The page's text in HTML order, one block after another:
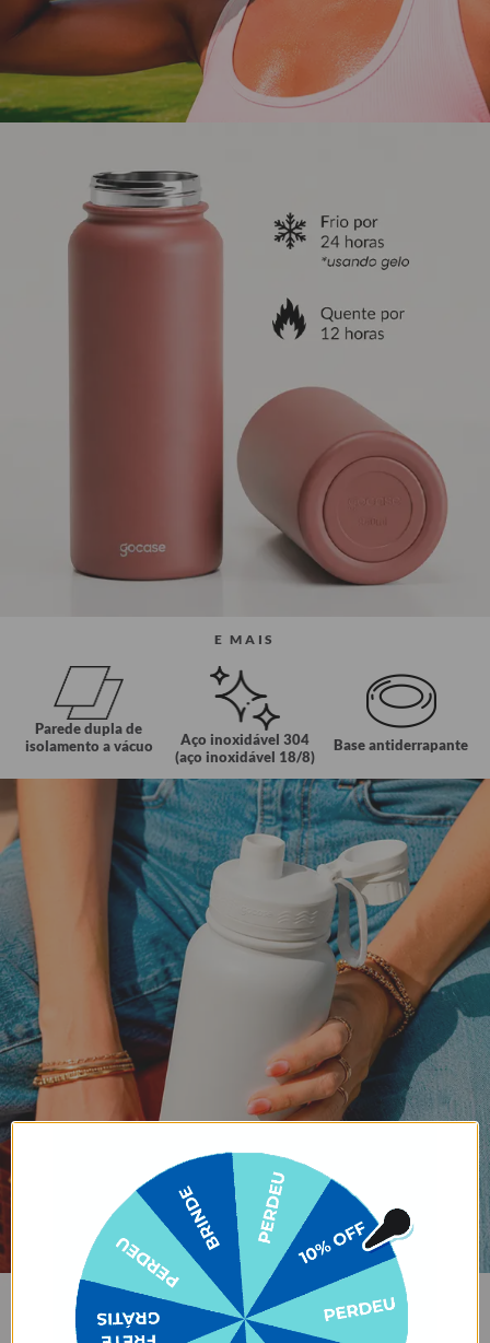
E MAIS
Parede dupla de
isolamento a vácuo
Aço inoxidável 304
(aço inoxidável 18/8)
Base antiderrapante